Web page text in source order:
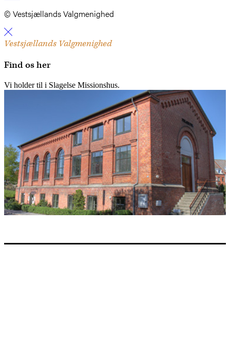
© Vestsjællands Valgmenighed
Vestsjællands Valgmenighed
Find os her
Vi holder til i Slagelse Missionshus.